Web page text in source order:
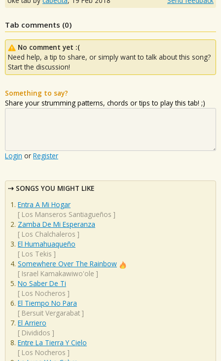
Tab comments (0)
No comment yet :(
Need help, a tip to share, or simply want to talk about this song?
Start the discussion!
Something to say?
Share your strumming patterns, chords or tips to play this tab! ;)
Login or Register
SONGS YOU MIGHT LIKE
Entra A Mi Hogar
[ Los Manseros Santiagueños ]
Zamba De Mi Esperanza
[ Los Chalchaleros ]
El Humahuaqueño
[ Los Tekis ]
Somewhere Over The Rainbow
[ Israel Kamakawiwo'ole ]
No Saber De Ti
[ Los Nocheros ]
El Tiempo No Para
[ Bersuit Vergarabat ]
El Arriero
[ Divididos ]
Entre La Tierra Y Cielo
[ Los Nocheros ]